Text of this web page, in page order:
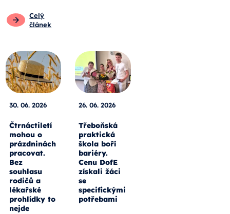
Celý
článek
30. 06. 2026
Čtrnáctiletí
mohou o
prázdninách
pracovat.
Bez
souhlasu
rodičů a
lékařské
prohlídky to
nejde
26. 06. 2026
Třeboňská
praktická
škola boří
bariéry.
Cenu DofE
získali žáci
se
specifickými
potřebami